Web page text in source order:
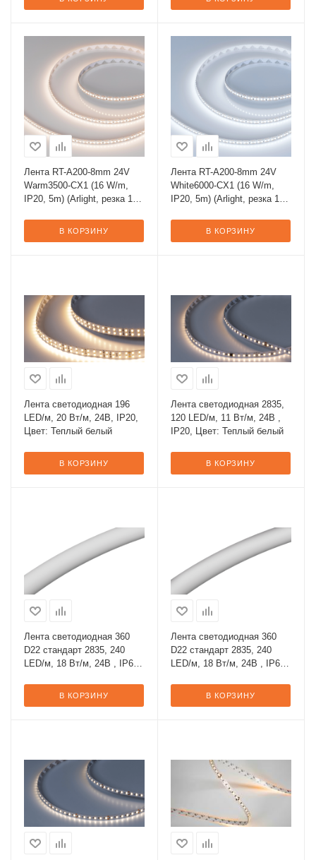
Лента RT-A200-8mm 24V
Warm3500-CX1 (16 W/m,
IP20, 5m) (Arlight, резка 1
В КОРЗИНУ
Лента RT-A200-8mm 24V
White6000-CX1 (16 W/m,
IP20, 5m) (Arlight, резка 1
В КОРЗИНУ
Лента светодиодная 196
LED/м, 20 Вт/м, 24В, IP20,
Цвет: Теплый белый
В КОРЗИНУ
Лента светодиодная 2835,
120 LED/м, 11 Вт/м, 24В ,
IP20, Цвет: Теплый белый
В КОРЗИНУ
Лента светодиодная 360
D22 стандарт 2835, 240
LED/м, 18 Вт/м, 24В , IP67,
В КОРЗИНУ
Лента светодиодная 360
D22 стандарт 2835, 240
LED/м, 18 Вт/м, 24В , IP67,
В КОРЗИНУ